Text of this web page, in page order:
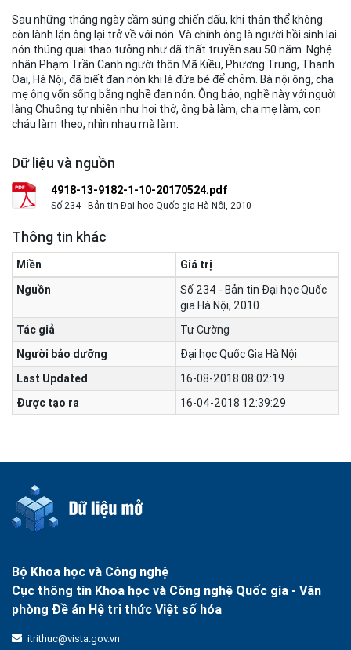
Sau những tháng ngày cầm súng chiến đấu, khi thân thể không
còn lành lặn ông lại trở về với nón. Và chính ông là người hồi sinh lại
nón thúng quai thao tưởng như đã thất truyền sau 50 năm. Nghệ
nhân Phạm Trần Canh người thôn Mã Kiều, Phương Trung, Thanh
Oai, Hà Nội, đã biết đan nón khi là đứa bé để chỏm. Bà nội ông, cha
mẹ ông vốn sống bằng nghề đan nón. Ông bảo, nghề này với nguời
làng Chuông tự nhiên như hơi thở, ông bà làm, cha mẹ làm, con
cháu làm theo, nhìn nhau mà làm.
Dữ liệu và nguồn
4918-13-9182-1-10-20170524.pdf
Số 234 - Bản tin Đại học Quốc gia Hà Nội, 2010
Thông tin khác
Miền
Giá trị
Nguồn
Số 234 - Bản tin Đại học Quốc
gia Hà Nội, 2010
Tác giả
Tự Cường
Người bảo dưỡng
Đại học Quốc Gia Hà Nội
Last Updated
16-08-2018 08:02:19
Được tạo ra
16-04-2018 12:39:29
Bộ Khoa học và Công nghệ
Cục thông tin Khoa học và Công nghệ Quốc gia - Văn
phòng Đề án Hệ tri thức Việt số hóa
itrithuc@vista.gov.vn